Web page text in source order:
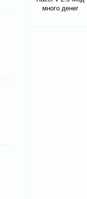
много денег